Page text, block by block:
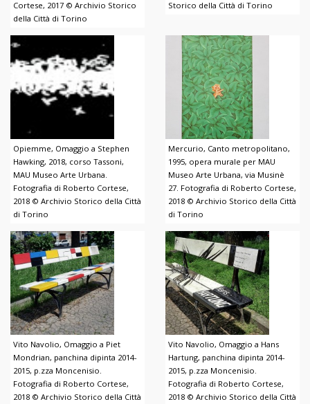
Cortese, 2017 © Archivio Storico
della Città di Torino
Storico della Città di Torino
Opiemme, Omaggio a Stephen
Hawking, 2018, corso Tassoni,
MAU Museo Arte Urbana.
Fotografia di Roberto Cortese,
2018 © Archivio Storico della Città
di Torino
Mercurio, Canto metropolitano,
1995, opera murale per MAU
Museo Arte Urbana, via Musinè
27. Fotografia di Roberto Cortese,
2018 © Archivio Storico della Città
di Torino
Vito Navolio, Omaggio a Piet
Mondrian, panchina dipinta 2014-
2015, p.zza Moncenisio.
Fotografia di Roberto Cortese,
2018 © Archivio Storico della Città
Vito Navolio, Omaggio a Hans
Hartung, panchina dipinta 2014-
2015, p.zza Moncenisio.
Fotografia di Roberto Cortese,
2018 © Archivio Storico della Città